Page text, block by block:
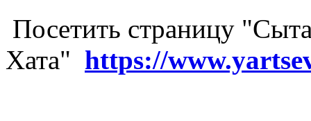
Посетить страницу
Хата" https://